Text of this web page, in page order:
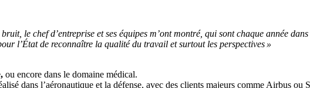
le chef d’entreprise et ses équipes m’ont montré, qui sont chaque année
l’État de reconnaître la qualité du travail et surtout les perspectives »
, ou encore dans le domaine médical.
dans l’aéronautique et la défense, avec des clients majeurs comme Airbus